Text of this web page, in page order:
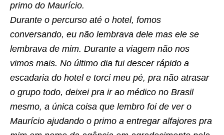
primo do Maurício.
Durante o percurso até o hotel, fomos
conversando, eu não lembrava dele mas ele se
lembrava de mim. Durante a viagem não nos
vimos mais. No último dia fui descer rápido a
escadaria do hotel e torci meu pé, pra não atrasar
o grupo todo, deixei pra ir ao médico no Brasil
mesmo, a única coisa que lembro foi de ver o
Maurício ajudando o primo a entregar alfajores pra